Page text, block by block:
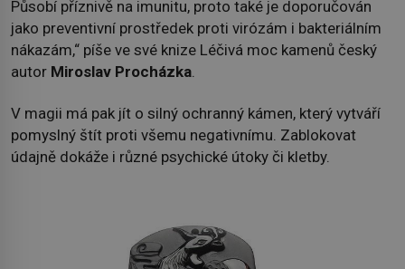
Působí příznivě na imunitu, proto také je doporučován
jako preventivní prostředek proti virózám i bakteriálním
nákazám,“ píše ve své knize Léčivá moc kamenů český
autor Miroslav Procházka
V magii má pak jít o silný ochranný kámen, který vytváří
pomyslný štít proti všemu negativnímu. Zablokovat
údajně dokáže i různé psychické útoky či kletby.